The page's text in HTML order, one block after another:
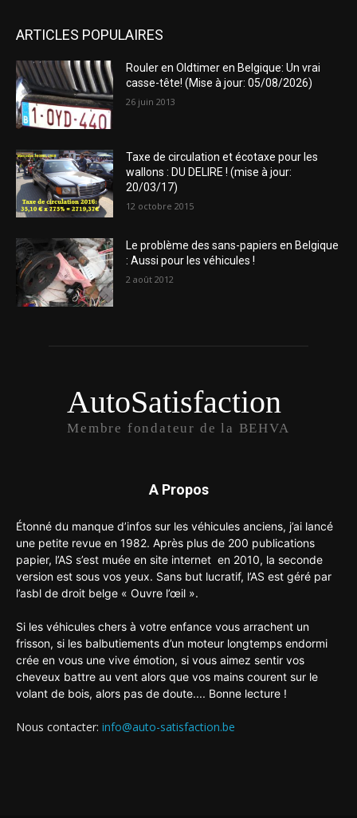
ARTICLES POPULAIRES
Rouler en Oldtimer en Belgique: Un vrai
casse-tête! (Mise à jour: 05/08/2026)
26 juin 2013
Taxe de circulation et écotaxe pour les
wallons : DU DELIRE ! (mise à jour:
20/03/17)
12 octobre 2015
Le problème des sans-papiers en Belgique
: Aussi pour les véhicules !
2 août 2012
AutoSatisfaction
Membre fondateur de la BEHVA
A Propos
Étonné du manque d’infos sur les véhicules anciens, j’ai lancé
une petite revue en 1982. Après plus de 200 publications
papier, l’AS s’est muée en site internet en 2010, la seconde
version est sous vos yeux. Sans but lucratif, l’AS est géré par
l’asbl de droit belge « Ouvre l’œil ».
Si les véhicules chers à votre enfance vous arrachent un
frisson, si les balbutiements d’un moteur longtemps endormi
crée en vous une vive émotion, si vous aimez sentir vos
cheveux battre au vent alors que vos mains courent sur le
volant de bois, alors pas de doute.... Bonne lecture !
Nous contacter: info@auto-satisfaction.be